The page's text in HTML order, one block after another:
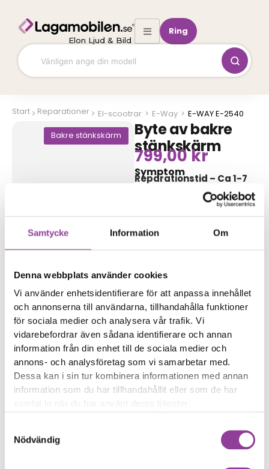
Samtycke Information Om
Denna webbplats använder cookies
Vi använder enhetsidentifierare för att anpassa innehållet
och annonserna till användarna, tillhandahålla funktioner
för sociala medier och analysera vår trafik. Vi
vidarebefordrar även sådana identifierare och annan
information från din enhet till de sociala medier och
annons- och analysföretag som vi samarbetar med.
Dessa kan i sin tur kombinera informationen med annan
information som du har tillhandahållit eller som de har
samlat in när du har använt deras tjänster.
Nödvändig
innehåll
Elon Ljud & Bild
Ring
Start Reparationer El-scootrar > E-Way > E-WAY E-2540
Bakre stänkskärm
Byte av bakre
stänkskärm
799,00kr
Symptom
Reparationstid – Ca 1-7
Fler reparationer för samma
modell
Felsökning499,00kr
Byte av punkteringsfria däck899,00kr
Byte av motor 1 799,00
Byte av batteri4 299,00kr
Byte av Gashandtag799,00kr
Byte av moderkort